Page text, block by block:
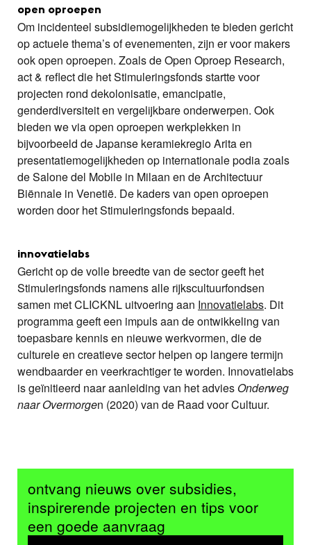
open oproepen
Om incidenteel subsidiemogelijkheden te bieden gericht
op actuele thema’s of evenementen, zijn er voor makers
ook open oproepen. Zoals de Open Oproep Research,
act & reflect die het Stimuleringsfonds startte voor
projecten rond dekolonisatie, emancipatie,
genderdiversiteit en vergelijkbare onderwerpen. Ook
bieden we via open oproepen werkplekken in
bijvoorbeeld de Japanse keramiekregio Arita en
presentatiemogelijkheden op internationale podia zoals
de Salone del Mobile in Milaan en de Architectuur
Biënnale in Venetië. De kaders van open oproepen
worden door het Stimuleringsfonds bepaald.
innovatielabs
Gericht op de volle breedte van de sector geeft het
Stimuleringsfonds namens alle rijkscultuurfondsen
samen met CLICKNL uitvoering aan Innovatielabs. Dit
programma geeft een impuls aan de ontwikkeling van
toepasbare kennis en nieuwe werkvormen, die de
culturele en creatieve sector helpen op langere termijn
wendbaarder en veerkrachtiger te worden. Innovatielabs
is geïnitieerd naar aanleiding van het advies Onderweg
naar Overmorgen (2020) van de Raad voor Cultuur.
ontvang nieuws over subsidies,
inspirerende projecten en tips voor
een goede aanvraag